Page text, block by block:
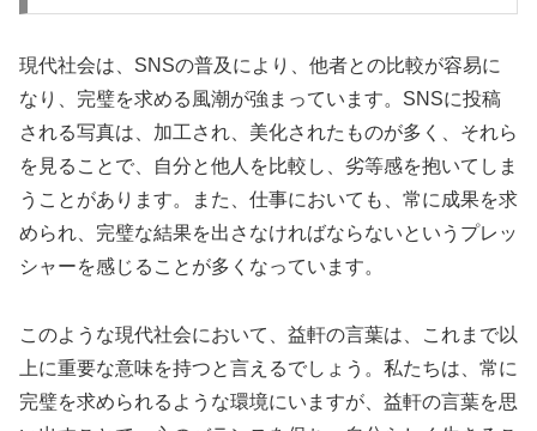
現代社会は、SNSの普及により、他者との比較が容易に
なり、完璧を求める風潮が強まっています。SNSに投稿
される写真は、加工され、美化されたものが多く、それら
を見ることで、自分と他人を比較し、劣等感を抱いてしま
うことがあります。また、仕事においても、常に成果を求
められ、完璧な結果を出さなければならないというプレッ
シャーを感じることが多くなっています。
このような現代社会において、益軒の言葉は、これまで以
上に重要な意味を持つと言えるでしょう。私たちは、常に
完璧を求められるような環境にいますが、益軒の言葉を思